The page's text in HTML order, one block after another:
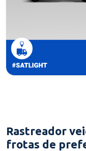
Rastreador
frotas de